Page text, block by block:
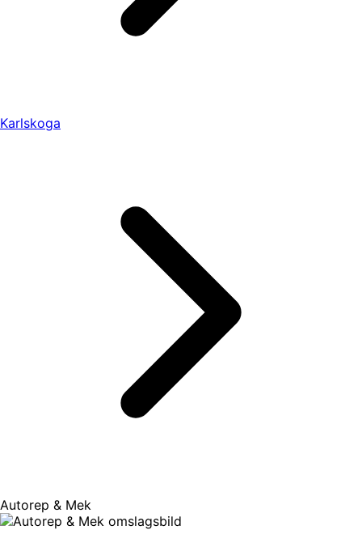
Karlskoga
Autorep & Mek